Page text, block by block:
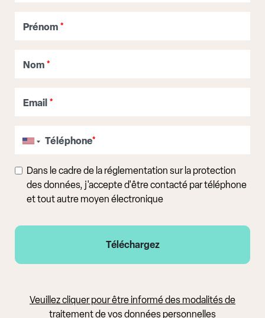
Prénom *
Nom *
Email *
Téléphone*
Dans le cadre de la réglementation sur la protection
des données, j'accepte d'être contacté par téléphone
et tout autre moyen électronique
Veuillez cliquer pour être informé des modalités de
traitement de vos données personnelles